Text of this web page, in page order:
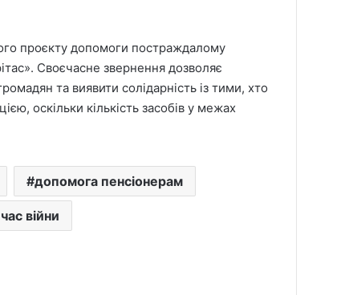
проєкту допомоги постраждалому
Своєчасне звернення дозволяє
та виявити солідарність із тими, хто
оскільки кількість засобів у межах
допомога пенсіонерам
війни